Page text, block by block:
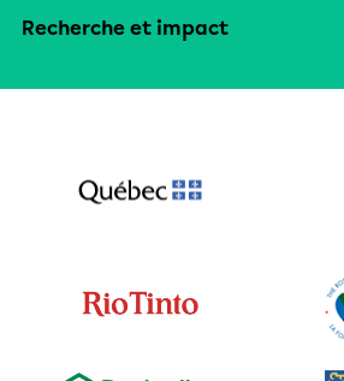
Recherche et impact